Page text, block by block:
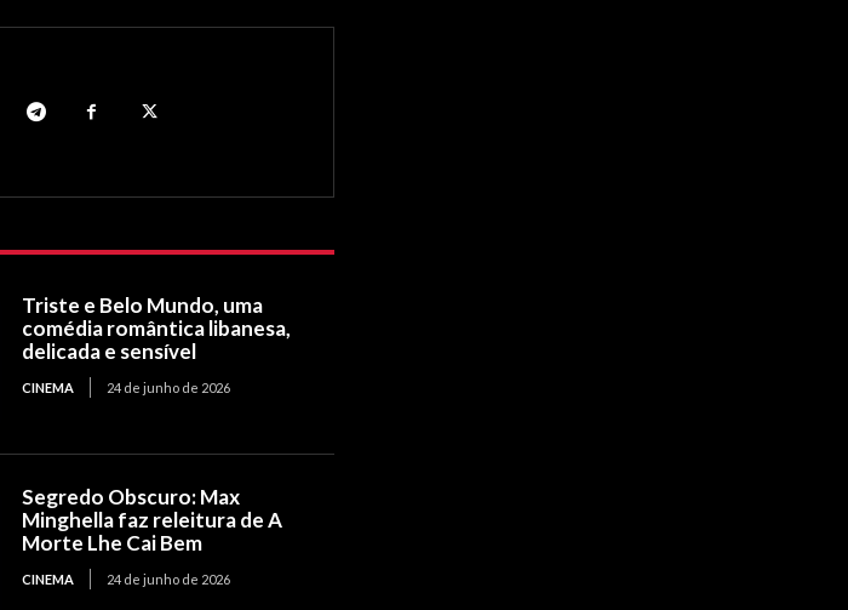
Triste e Belo Mundo, uma
comédia romântica libanesa,
delicada e sensível
CINEMA 24 de junho de 2026
Segredo Obscuro: Max
Minghella faz releitura de A
Morte Lhe Cai Bem
CINEMA 24 de junho de 2026